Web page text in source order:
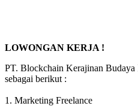
LOWONGAN KERJA !
PT. Blockchain Kerajinan Budaya
sebagai berikut :
1. Marketing Freelance